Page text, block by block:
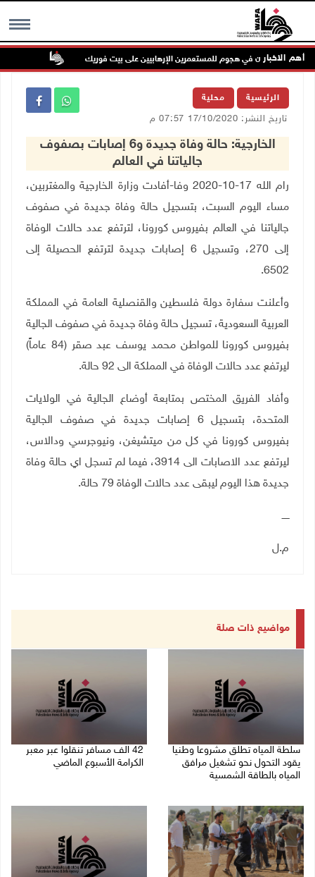
MENU أهم الاخبار
إصابتان في هجوم للمستعمرين الإرهابيين على بيت فوريك
الرئيسية محلية
تاريخ النشر: 17/10/2020 07:57 م
الخارجية: حالة وفاة جديدة و6 إصابات بصفوف
جالياتنا في العالم
رام الله 17-10-2020 وفا-أفادت وزارة الخارجية والمغتربين،
مساء اليوم السبت، بتسجيل حالة وفاة جديدة في صفوف
جالياتنا في العالم بفيروس كورونا، لترتفع عدد حالات الوفاة
إلى 270، وتسجيل 6 إصابات جديدة لترتفع الحصيلة إلى
6502.
وأعلنت سفارة دولة فلسطين والقنصلية العامة في المملكة
العربية السعودية، تسجيل حالة وفاة جديدة في صفوف الجالية
بفيروس كورونا للمواطن محمد يوسف عبد صقر (84 عاماً)
ليرتفع عدد حالات الوفاة في المملكة الى 92 حالة.
وأفاد الفريق المختص بمتابعة أوضاع الجالية في الولايات
المتحدة، بتسجيل 6 إصابات جديدة في صفوف الجالية
بفيروس كورونا في كل من ميتشيغن، ونيوجرسي ودالاس،
ليرتفع عدد الاصابات الى 3914، فيما لم تسجل اي حالة وفاة
جديدة هذا اليوم ليبقى عدد حالات الوفاة 79 حالة.
ـــــ
م.ل
مواضيع ذات صلة
سلطة المياه تطلق مشروعا وطنيا
يقود التحول نحو تشغيل مرافق
المياه بالطاقة الشمسية
42 الف مسافر تنقلوا عبر معبر
الكرامة الأسبوع الماضي